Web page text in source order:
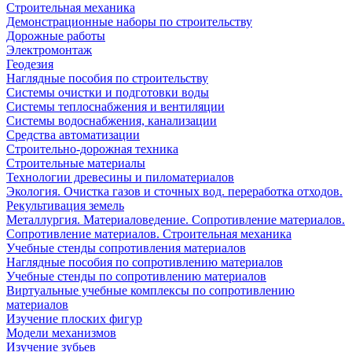
Cтроительная механика
Демонстрационные наборы по строительству
Дорожные работы
Электромонтаж
Геодезия
Наглядные пособия по строительству
Системы очистки и подготовки воды
Системы теплоснабжения и вентиляции
Системы водоснабжения, канализации
Средства автоматизации
Строительно-дорожная техника
Строительные материалы
Технологии древесины и пиломатериалов
Экология. Очистка газов и сточных вод. переработка отходов.
Рекультивация земель
Металлургия. Материаловедение. Сопротивление материалов.
Сопротивление материалов. Строительная механика
Учебные стенды сопротивления материалов
Наглядные пособия по сопротивлению материалов
Учебные стенды по сопротивлению материалов
Виртуальные учебные комплексы по сопротивлению
материалов
Изучение плоских фигур
Модели механизмов
Изучение зубьев